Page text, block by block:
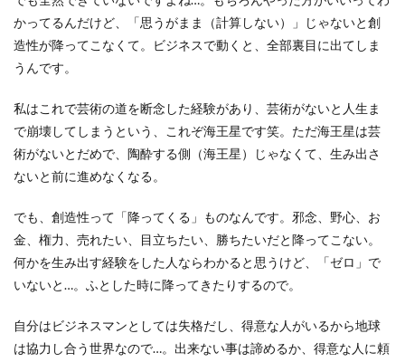
かってるんだけど、「思うがまま（計算しない）」じゃないと創
造性が降ってこなくて。ビジネスで動くと、全部裏目に出てしま
うんです。
私はこれで芸術の道を断念した経験があり、芸術がないと人生ま
で崩壊してしまうという、これぞ海王星です笑。ただ海王星は芸
術がないとだめで、陶酔する側（海王星）じゃなくて、生み出さ
ないと前に進めなくなる。
でも、創造性って「降ってくる」ものなんです。邪念、野心、お
金、権力、売れたい、目立ちたい、勝ちたいだと降ってこない。
何かを生み出す経験をした人ならわかると思うけど、「ゼロ」で
いないと…。ふとした時に降ってきたりするので。
自分はビジネスマンとしては失格だし、得意な人がいるから地球
は協力し合う世界なので…。出来ない事は諦めるか、得意な人に頼